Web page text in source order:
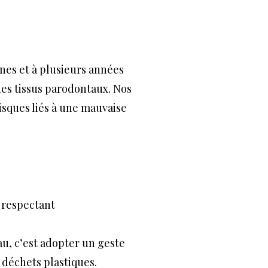
et à plusieurs années
tissus parodontaux. Nos
liés à une mauvaise
respectant
c’est adopter un geste
plastiques.